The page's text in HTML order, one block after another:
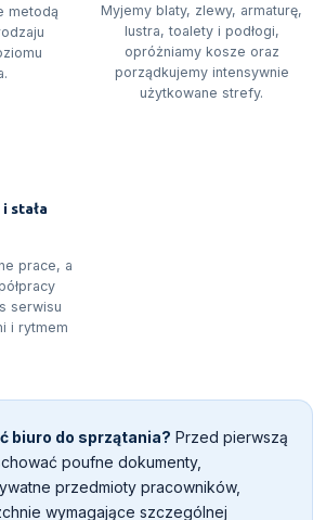
metodą
Myjemy blaty, zlewy, armaturę,
lustra, toalety i podłogi,
opróżniamy kosze oraz
porządkujemy intensywnie
użytkowane strefy.
stała
prace, a
serwisu
i rytmem
biuro do sprzątania? Przed pierwszą
poufne dokumenty,
przedmioty pracowników,
wymagające szczególnej